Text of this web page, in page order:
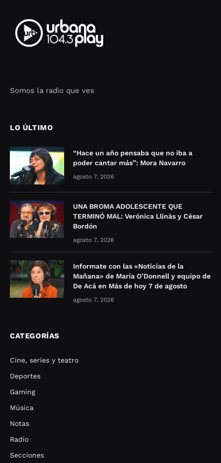
Somos la radio que ves
LO ÚLTIMO
“Hace un año pensaba que no iba a
poder cantar más”: Mora Navarro
agosto 7, 2026
UNA BROMA ADOLESCENTE QUE
TERMINÓ MAL: Verónica Llinás y César
Bordón
agosto 7, 2026
Informate con las «Noticias de la
Mañana» de María O’Donnell y equipo de
De Acá en Más de hoy 7 de agosto
agosto 7, 2026
CATEGORÍAS
Cine, series y teatro
Deportes
Gaming
Música
Notas
Radio
Secciones